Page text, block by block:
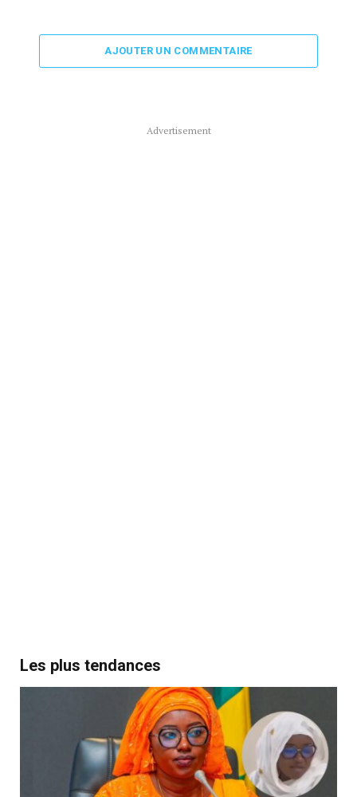
AJOUTER UN COMMENTAIRE
Advertisement
Les plus tendances